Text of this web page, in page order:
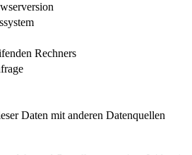
Rechners
Daten mit anderen Datenquellen